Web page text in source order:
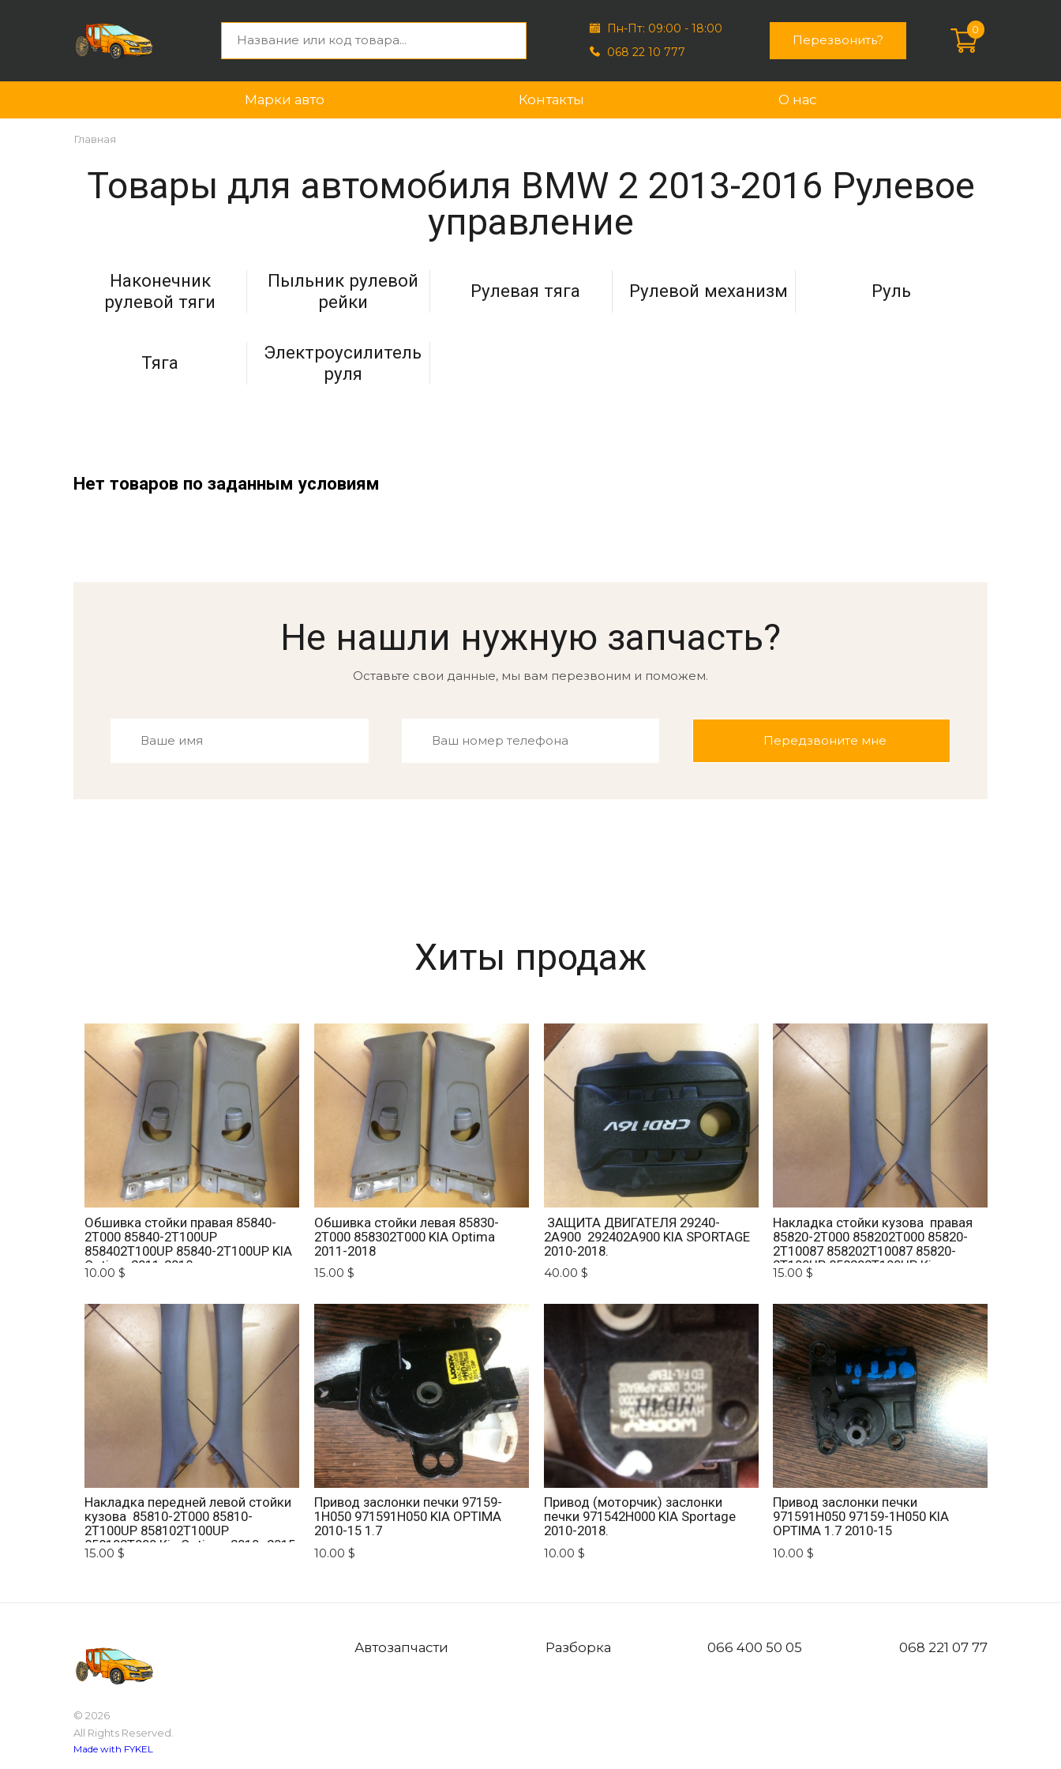
Пн-Пт: 09:00 - 18:00
068 22 10 777
Перезвонить?
0
Марки авто Контакты О нас
Главная
Товары для автомобиля BMW 2 2013-2016 Рулевое
управление
Наконечник
рулевой тяги
Пыльник рулевой
рейки
Рулевая тяга Рулевой механизм Руль
Тяга
Электроусилитель
руля
Нет товаров по заданным условиям
Не нашли нужную запчасть?
Оставьте свои данные, мы вам перезвоним и поможем.
Хиты продаж
Обшивка стойки правая 85840-
2T000 85840-2T100UP
858402T100UP 85840-2T100UP KIA
Optima 2011-2018
10.00 $
Обшивка стойки левая 85830-
2T000 858302T000 KIA Optima
2011-2018
15.00 $
ЗАЩИТА ДВИГАТЕЛЯ 29240-
2A900 292402A900 KIA SPORTAGE
2010-2018.
40.00 $
Накладка стойки кузова правая
85820-2T000 858202T000 85820-
2T10087 858202T10087 85820-
2T100UP 858202T100UP Kia
Optima 2010 -2015
15.00 $
Накладка передней левой стойки
кузова 85810-2T000 85810-
2T100UP 858102T100UP
858102T000 Kia Optima 2010 -2015.
15.00 $
Привод заслонки печки 97159-
1H050 971591H050 KIA OPTIMA
2010-15 1.7
10.00 $
Привод (моторчик) заслонки
печки 971542H000 KIA Sportage
2010-2018.
10.00 $
Привод заслонки печки
971591H050 97159-1H050 KIA
OPTIMA 1.7 2010-15
10.00 $
© 2026
All Rights Reserved.
Made with FYKEL
Автозапчасти Разборка 066 400 50 05 068 221 07 77